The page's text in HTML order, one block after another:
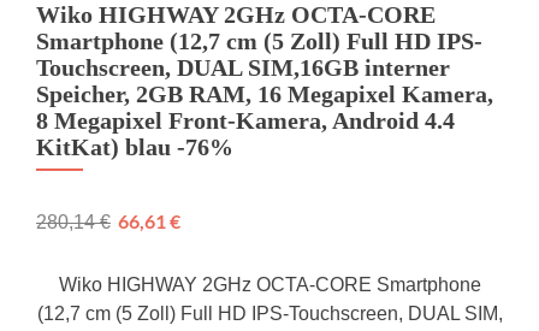
Wiko HIGHWAY 2GHz OCTA-CORE
Smartphone (12,7 cm (5 Zoll) Full HD IPS-
Touchscreen, DUAL SIM,16GB interner
Speicher, 2GB RAM, 16 Megapixel Kamera,
8 Megapixel Front-Kamera, Android 4.4
KitKat) blau -76%
280,14€ 66,61€
Wiko HIGHWAY 2GHz OCTA-CORE Smartphone
(12,7 cm (5 Zoll) Full HD IPS-Touchscreen, DUAL SIM,